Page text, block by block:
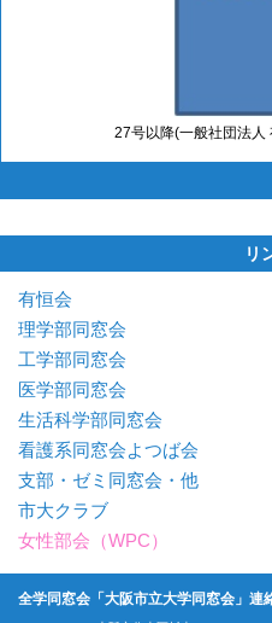
27号以降(一般社団法人
リ
有恒会
理学部同窓会
工学部同窓会
医学部同窓会
生活科学部同窓会
看護系同窓会よつば会
支部・ゼミ同窓会・他
市大クラブ
女性部会（WPC）
全学同窓会「大阪市立大学同窓会」連